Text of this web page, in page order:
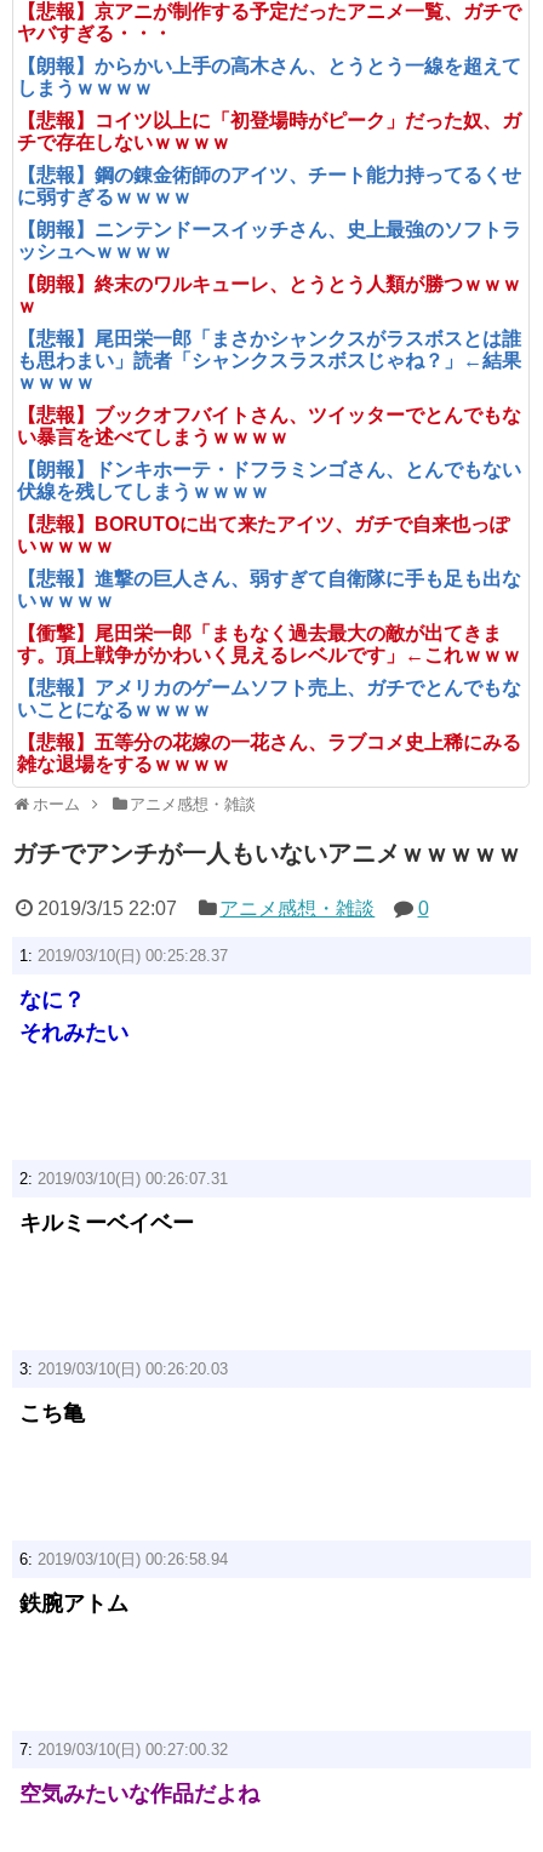
【悲報】京アニが制作する予定だったアニメ一覧、ガチで
ヤバすぎる・・・
【朗報】からかい上手の高木さん、とうとう一線を超えて
しまうｗｗｗｗ
【悲報】コイツ以上に「初登場時がピーク」だった奴、ガ
チで存在しないｗｗｗｗ
【悲報】鋼の錬金術師のアイツ、チート能力持ってるくせ
に弱すぎるｗｗｗｗ
【朗報】ニンテンドースイッチさん、史上最強のソフトラ
ッシュへｗｗｗｗ
【朗報】終末のワルキューレ、とうとう人類が勝つｗｗｗ
ｗ
【悲報】尾田栄一郎「まさかシャンクスがラスボスとは誰
も思わまい」読者「シャンクスラスボスじゃね？」←結果
ｗｗｗｗ
【悲報】ブックオフバイトさん、ツイッターでとんでもな
い暴言を述べてしまうｗｗｗｗ
【朗報】ドンキホーテ・ドフラミンゴさん、とんでもない
伏線を残してしまうｗｗｗｗ
【悲報】BORUTOに出て来たアイツ、ガチで自来也っぽ
いｗｗｗｗ
【悲報】進撃の巨人さん、弱すぎて自衛隊に手も足も出な
いｗｗｗｗ
【衝撃】尾田栄一郎「まもなく過去最大の敵が出てきま
す。頂上戦争がかわいく見えるレベルです」←これｗｗｗ
【悲報】アメリカのゲームソフト売上、ガチでとんでもな
いことになるｗｗｗｗ
【悲報】五等分の花嫁の一花さん、ラブコメ史上稀にみる
雑な退場をするｗｗｗｗ
ホーム アニメ感想・雑談
ガチでアンチが一人もいないアニメｗｗｗｗｗ
2019/3/15 22:07 アニメ感想・雑談 0
1: 2019/03/10(日) 00:25:28.37
なに？
それみたい
2: 2019/03/10(日) 00:26:07.31
キルミーベイベー
3: 2019/03/10(日) 00:26:20.03
こち亀
6: 2019/03/10(日) 00:26:58.94
鉄腕アトム
7: 2019/03/10(日) 00:27:00.32
空気みたいな作品だよね